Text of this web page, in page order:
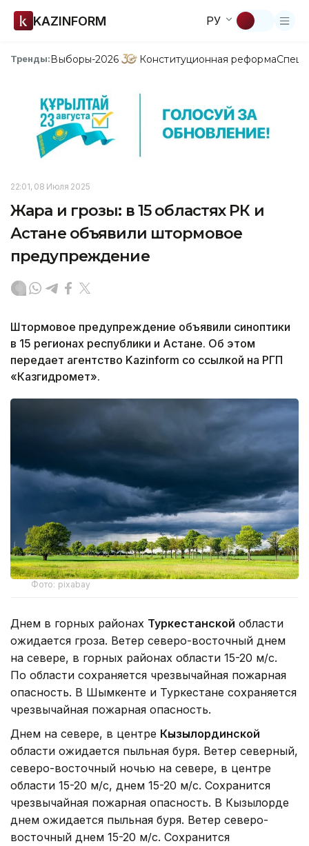
KAZINFORM РУ
Тренды:Выборы-2026 Конституционная реформа
22:01, 08 Июля 2025
Жара и грозы: в 15 областях РК и
Астане объявили штормовое
предупреждение
Штормовое предупреждение объявили синоптики
в 15 регионах республики и Астане. Об этом
передает агентство Kazinform со ссылкой на РГП
«Казгидромет».
Фото: pixabay
Днем в горных районах Туркестанской области
ожидается гроза. Ветер северо-восточный днем
на севере, в горных районах области 15-20 м/с.
По области сохраняется чрезвычайная пожарная
опасность. В Шымкенте и Туркестане сохраняется
чрезвычайная пожарная опасность.
Днем на севере, в центре Кызылординской
области ожидается пыльная буря. Ветер северный,
северо-восточный ночью на севере, в центре
области 15-20 м/с, днем 15-20 м/с. Сохранится
чрезвычайная пожарная опасность. В Кызылорде
днем ожидается пыльная буря. Ветер северо-
восточный днем 15-20 м/с. Сохранится